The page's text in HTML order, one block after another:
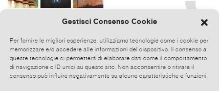
Gestisci Consenso Cookie
Per fornire le migliori esperienze, utilizziamo tecnologie come i cookie per
memorizzare e/o accedere alle informazioni del dispositivo. Il consenso a
queste tecnologie ci permetterà di elaborare dati come il comportamento
di navigazione o ID unici su questo sito. Non acconsentire o ritirare il
consenso può influire negativamente su alcune caratteristiche e funzioni.